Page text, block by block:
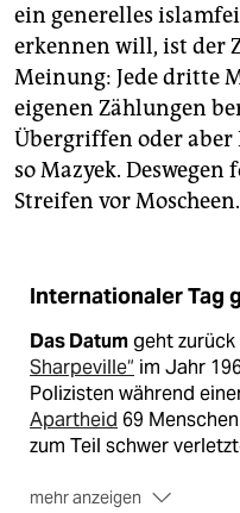
ein generelles
erkennen will, ist der
Meinung: Jede dritte
eigenen Zählungen
Übergriffen oder aber
so Mazyek.
Streifen vor Moscheen.
Internationaler Tag
Das Datumgeht zurück
Sharpeville“ im Jahr
Polizisten während
Apartheid 69
zum Teil schwer
mehr anzeigen